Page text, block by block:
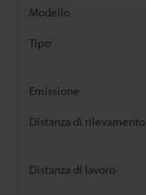
Modello
Tipo
Emissione
Distanza di rilevamento
Distanza di lavoro